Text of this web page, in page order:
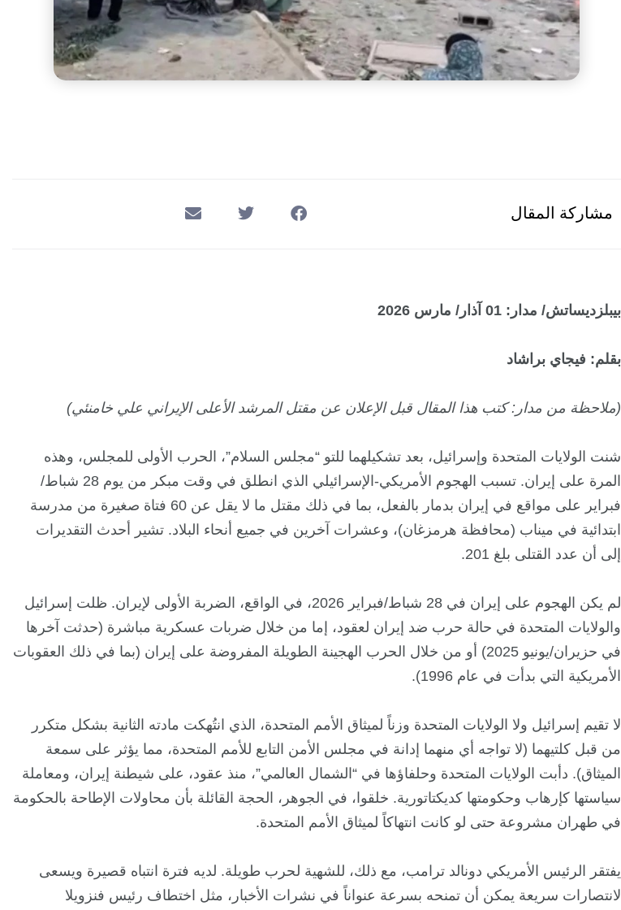
مشاركة المقال
بيبلزديساتش/ مدار: 01 آذار/ مارس 2026
بقلم: فيجاي براشاد
(ملاحظة من مدار: كتب هذا المقال قبل الإعلان عن مقتل المرشد الأعلى الإيراني علي خامنئي)
شنت الولايات المتحدة وإسرائيل، بعد تشكيلهما للتو “مجلس السلام”، الحرب الأولى للمجلس، وهذه
المرة على إيران. تسبب الهجوم الأمريكي-الإسرائيلي الذي انطلق في وقت مبكر من يوم 28 شباط/
فبراير على مواقع في إيران بدمار بالفعل، بما في ذلك مقتل ما لا يقل عن 60 فتاة صغيرة من مدرسة
ابتدائية في ميناب (محافظة هرمزغان)، وعشرات آخرين في جميع أنحاء البلاد. تشير أحدث التقديرات
إلى أن عدد القتلى بلغ 201.
لم يكن الهجوم على إيران في 28 شباط/فبراير 2026، في الواقع، الضربة الأولى لإيران. ظلت إسرائيل
والولايات المتحدة في حالة حرب ضد إيران لعقود، إما من خلال ضربات عسكرية مباشرة (حدثت آخرها
في حزيران/يونيو 2025) أو من خلال الحرب الهجينة الطويلة المفروضة على إيران (بما في ذلك العقوبات
الأمريكية التي بدأت في عام 1996).
لا تقيم إسرائيل ولا الولايات المتحدة وزناً لميثاق الأمم المتحدة، الذي انتُهكت مادته الثانية بشكل متكرر
من قبل كلتيهما (لا تواجه أي منهما إدانة في مجلس الأمن التابع للأمم المتحدة، مما يؤثر على سمعة
الميثاق). دأبت الولايات المتحدة وحلفاؤها في “الشمال العالمي”، منذ عقود، على شيطنة إيران، ومعاملة
سياستها كإرهاب وحكومتها كديكتاتورية. خلقوا، في الجوهر، الحجة القائلة بأن محاولات الإطاحة بالحكومة
في طهران مشروعة حتى لو كانت انتهاكاً لميثاق الأمم المتحدة.
يفتقر الرئيس الأمريكي دونالد ترامب، مع ذلك، للشهية لحرب طويلة. لديه فترة انتباه قصيرة ويسعى
لانتصارات سريعة يمكن أن تمنحه بسرعة عنواناً في نشرات الأخبار، مثل اختطاف رئيس فنزويلا